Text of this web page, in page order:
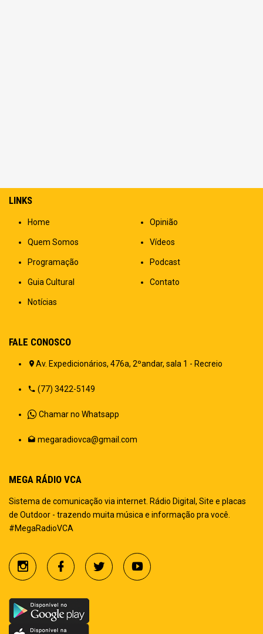
LINKS
Home
Quem Somos
Programação
Guia Cultural
Notícias
Opinião
Vídeos
Podcast
Contato
FALE CONOSCO
Av. Expedicionários, 476a, 2ºandar, sala 1 - Recreio
(77) 3422-5149
Chamar no Whatsapp
megaradiovca@gmail.com
MEGA RÁDIO VCA
Sistema de comunicação via internet. Rádio Digital, Site e placas
de Outdoor - trazendo muita música e informação pra você.
#MegaRadioVCA